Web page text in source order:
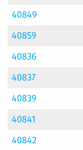
40849
40859
40836
40837
40839
40841
40842